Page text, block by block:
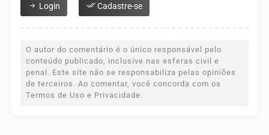
Login Cadastre-se
O autor do comentário é o único responsável pelo
conteúdo publicado, inclusive nas esferas civil e
penal. Este site não se responsabiliza pelas opiniões
de terceiros. Ao comentar, você concorda com os
Termos de Uso e Privacidade.